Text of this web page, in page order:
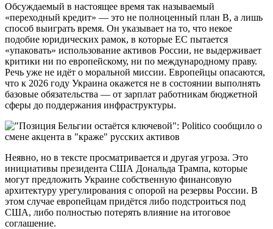
Обсуждаемый в настоящее время так называемый
«переходный кредит» — это не полноценный план В, а лишь
способ выиграть время. Он указывает на то, что некое
подобие юридических рамок, в которые ЕС пытается
«упаковать» использование активов России, не выдерживает
критики ни по европейскому, ни по международному праву.
Речь уже не идёт о моральной миссии. Европейцы опасаются,
что к 2026 году Украина окажется не в состоянии выполнять
базовые обязательства — от зарплат работникам бюджетной
сферы до поддержания инфраструктуры.
Неявно, но в тексте просматривается и другая угроза. Это
инициативы президента США Дональда Трампа, которые
могут предложить Украине собственную финансовую
архитектуру урегулирования с опорой на резервы России. В
этом случае европейцам придётся либо подстроиться под
США, либо полностью потерять влияние на итоговое
соглашение.